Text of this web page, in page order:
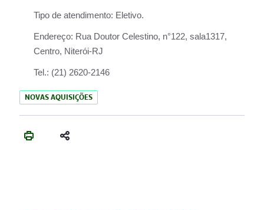
Tipo de atendimento: Eletivo.
Endereço: Rua Doutor Celestino, n°122, sala1317,
Centro, Niterói-RJ
Tel.: (21) 2620-2146
NOVAS AQUISIÇÕES